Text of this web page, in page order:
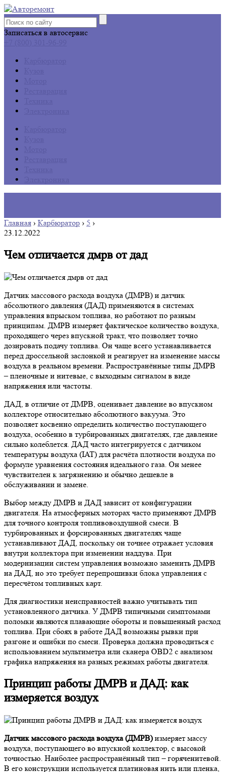
Записаться в автосервис
Главная › Карбюратор › 5 ›
23.12.2022
Чем отличается дмрв от дад
Датчик массового расхода воздуха (ДМРВ) и датчик
абсолютного давления (ДАД) применяются в системах
управления впрыском топлива, но работают по разным
принципам. ДМРВ измеряет фактическое количество воздуха,
проходящего через впускной тракт, что позволяет точно
дозировать подачу топлива. Он чаще всего устанавливается
перед дроссельной заслонкой и реагирует на изменение массы
воздуха в реальном времени. Распространённые типы ДМРВ
– пленочные и нитевые, с выходным сигналом в виде
напряжения или частоты.
ДАД, в отличие от ДМРВ, оценивает давление во впускном
коллекторе относительно абсолютного вакуума. Это
позволяет косвенно определить количество поступающего
воздуха, особенно в турбированных двигателях, где давление
сильно колеблется. ДАД часто интегрируется с датчиком
температуры воздуха (IAT) для расчёта плотности воздуха по
формуле уравнения состояния идеального газа. Он менее
чувствителен к загрязнению и обычно дешевле в
обслуживании и замене.
Выбор между ДМРВ и ДАД зависит от конфигурации
двигателя. На атмосферных моторах часто применяют ДМРВ
для точного контроля топливовоздушной смеси. В
турбированных и форсированных двигателях чаще
устанавливают ДАД, поскольку он точнее отражает условия
внутри коллектора при изменении наддува. При
модернизации систем управления возможно заменить ДМРВ
на ДАД, но это требует перепрошивки блока управления с
пересчётом топливных карт.
Для диагностики неисправностей важно учитывать тип
установленного датчика. У ДМРВ типичными симптомами
поломки являются плавающие обороты и повышенный расход
топлива. При сбоях в работе ДАД возможны рывки при
разгоне и ошибки по смеси. Проверка должна проводиться с
использованием мультиметра или сканера OBD2 с анализом
графика напряжения на разных режимах работы двигателя.
Принцип работы ДМРВ и ДАД: как
измеряется воздух
Датчик массового расхода воздуха (ДМРВ)измеряет массу
воздуха, поступающего во впускной коллектор, с высокой
точностью. Наиболее распространённый тип – горяченитевой.
В его конструкции используется платиновая нить или пленка,